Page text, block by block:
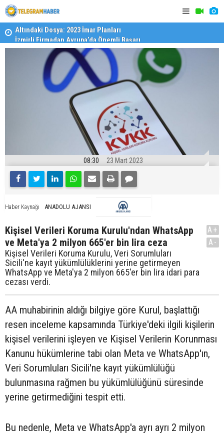
İzmirli Firmadan Avrupa’da Önemli Başarı
Devlet
08:30 23 Mart 2023
Haber Kaynağı ANADOLU AJANSI
Kişisel Verileri Koruma Kurulu'ndan WhatsApp
ve Meta'ya 2 milyon 665'er bin lira ceza
Kişisel Verileri Koruma Kurulu, Veri Sorumluları
Sicili'ne kayıt yükümlülüklerini yerine getirmeyen
WhatsApp ve Meta'ya 2 milyon 665'er bin lira idari para
cezası verdi.
A+
A-
AA muhabirinin aldığı bilgiye göre Kurul, başlattığı
resen inceleme kapsamında Türkiye'deki ilgili kişilerin
kişisel verilerini işleyen ve Kişisel Verilerin Korunması
Kanunu hükümlerine tabi olan Meta ve WhatsApp'ın,
Veri Sorumluları Sicili'ne kayıt yükümlülüğü
bulunmasına rağmen bu yükümlülüğünü süresinde
yerine getirmediğini tespit etti.
Bu nedenle, Meta ve WhatsApp'a ayrı ayrı 2 milyon